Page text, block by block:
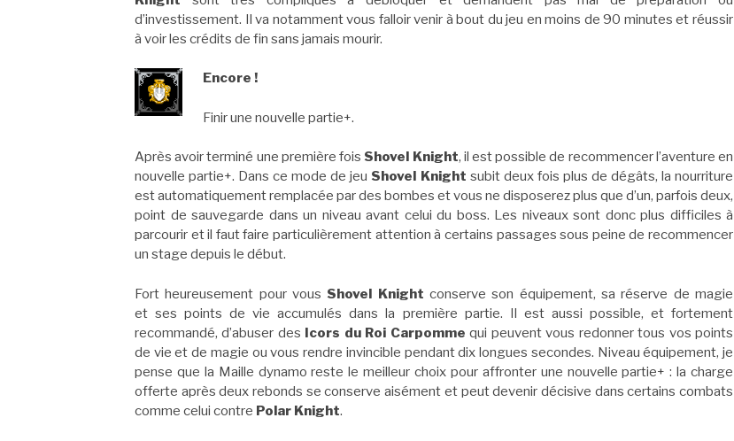
d’investissement. Il va notamment vous falloir venir à bout du jeu en moins de 90 minutes et réussir
à voir les crédits de fin sans jamais mourir.
Encore !
Finir une nouvelle partie+.
Après avoir terminé une première fois Shovel Knight, il est possible de recommencer l’aventure en
nouvelle partie+. Dans ce mode de jeu Shovel Knight subit deux fois plus de dégâts, la nourriture
est automatiquement remplacée par des bombes et vous ne disposerez plus que d’un, parfois deux,
point de sauvegarde dans un niveau avant celui du boss. Les niveaux sont donc plus difficiles à
parcourir et il faut faire particulièrement attention à certains passages sous peine de recommencer
un stage depuis le début.
Fort heureusement pour vous Shovel Knight conserve son équipement, sa réserve de magie
et ses points de vie accumulés dans la première partie. Il est aussi possible, et fortement
recommandé, d’abuser des Icors du Roi Carpomme qui peuvent vous redonner tous vos points
de vie et de magie ou vous rendre invincible pendant dix longues secondes. Niveau équipement, je
pense que la Maille dynamo reste le meilleur choix pour affronter une nouvelle partie+ : la charge
offerte après deux rebonds se conserve aisément et peut devenir décisive dans certains combats
comme celui contre Polar Knight.